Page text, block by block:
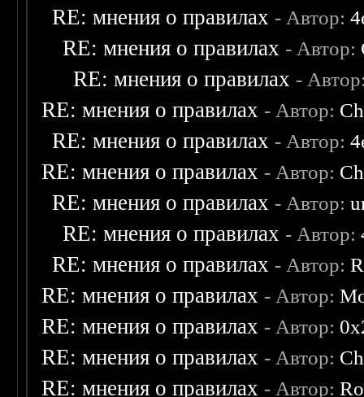
RE: мнения о правилах - Автор:
RE: мнения о правилах - Автор:
RE: мнения о правилах -
RE: мнения о правилах - Автор:
RE: мнения о правилах - Автор:
RE: мнения о правилах - Автор:
RE: мнения о правилах - Автор:
RE: мнения о правилах - Автор:
RE: мнения о правилах - Автор:
RE: мнения о правилах - Автор:
RE: мнения о правилах - Автор:
RE: мнения о правилах - Автор:
RE: мнения о правилах - Автор: